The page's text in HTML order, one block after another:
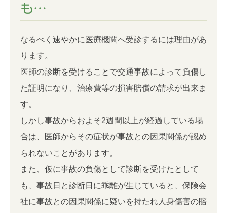
も…
なるべく速やかに医療機関へ受診するには理由があ
ります。
医師の診断を受けることで交通事故によって負傷し
た証明になり、治療費等の損害賠償の請求が出来ま
す。
しかし事故からおよそ2週間以上が経過している場
合は、医師からその症状が事故との因果関係が認め
られないことがあります。
また、仮に事故の負傷として診断を受けたとして
も、事故日と診断日に乖離が生じていると、保険会
社に事故との因果関係に疑いを持たれ人身傷害の賠